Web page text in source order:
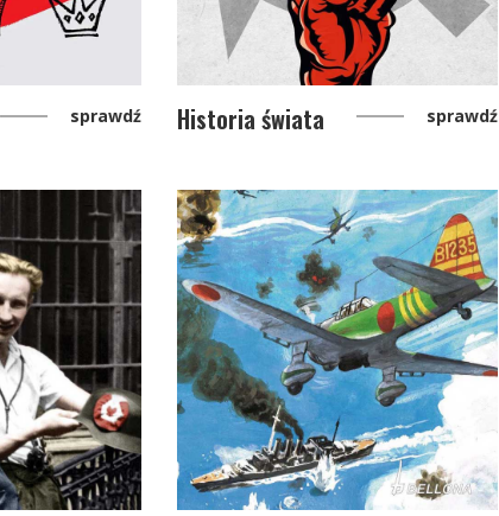
sprawdź Historia świata sprawdź